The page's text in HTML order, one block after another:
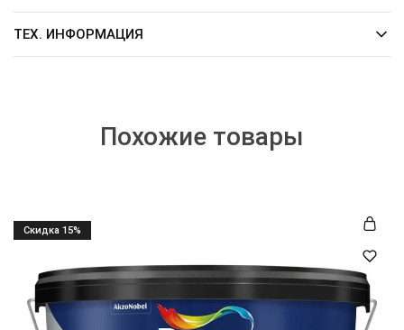
ТЕХ. ИНФОРМАЦИЯ
Похожие товары
Cкидка 15%